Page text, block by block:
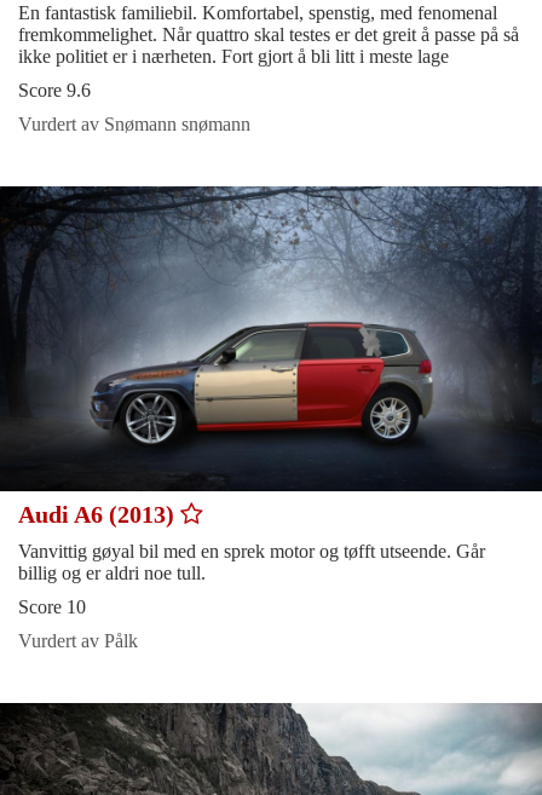
En fantastisk familiebil. Komfortabel, spenstig, med fenomenal
fremkommelighet. Når quattro skal testes er det greit å passe på så
ikke politiet er i nærheten. Fort gjort å bli litt i meste lage
Score 9.6
Vurdert av Snømann snømann
Audi A6 (2013)
Vanvittig gøyal bil med en sprek motor og tøfft utseende. Går
billig og er aldri noe tull.
Score 10
Vurdert av Pålk